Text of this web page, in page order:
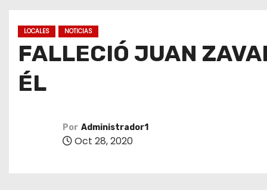
LOCALES NOTICIAS
FALLECIÓ JUAN
ÉL
Por Administrador1
Oct 28, 2020